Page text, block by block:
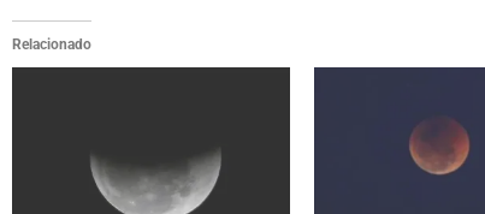
Relacionado